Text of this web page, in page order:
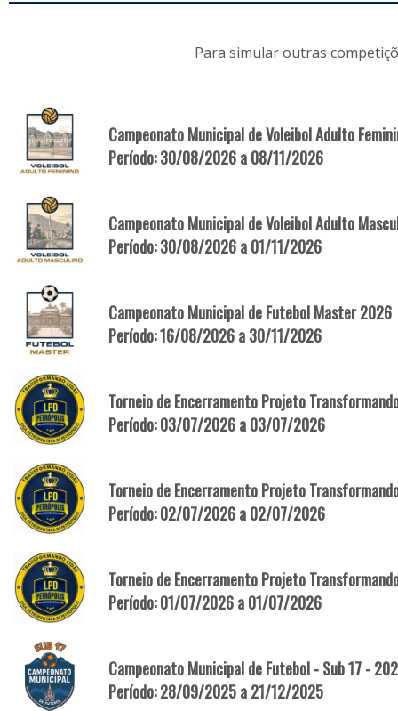
Para simular outras
Campeonato Municipal de Voleibol Adulto
Período: 30/08/2026 a 08/11/2026
Campeonato Municipal de Voleibol Adulto
Período: 30/08/2026 a 01/11/2026
Campeonato Municipal de Futebol Master 2026
Período: 16/08/2026 a 30/11/2026
Torneio de Encerramento Projeto
Período: 03/07/2026 a 03/07/2026
Torneio de Encerramento Projeto
Período: 02/07/2026 a 02/07/2026
Torneio de Encerramento Projeto
Período: 01/07/2026 a 01/07/2026
Campeonato Municipal de Futebol - Sub 17 -
Período: 28/09/2025 a 21/12/2025